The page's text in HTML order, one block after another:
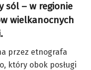
sól – w regionie
wielkanocnych
przez etnografa
który obok posługi